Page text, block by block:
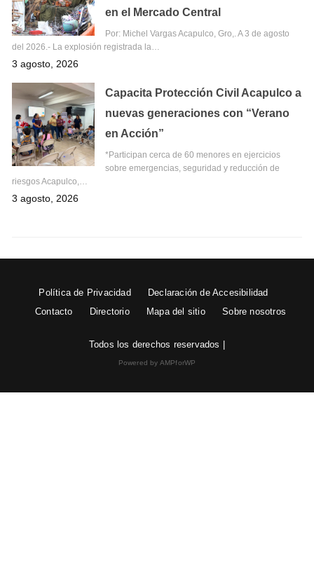
en el Mercado Central
Por: Michel Vargas Acapulco, Gro,. A 3 de agosto
del 2026.- La explosión registrada la…
3 agosto, 2026
Capacita Protección Civil Acapulco a
nuevas generaciones con “Verano
en Acción”
*Participan cerca de 60 menores en ejercicios
sobre emergencias, seguridad y reducción de
riesgos Acapulco,…
3 agosto, 2026
Política de Privacidad
Declaración de Accesibilidad
Contacto
Directorio Mapa del sitio Sobre nosotros
Todos los derechos reservados |
Powered by AMPforWP